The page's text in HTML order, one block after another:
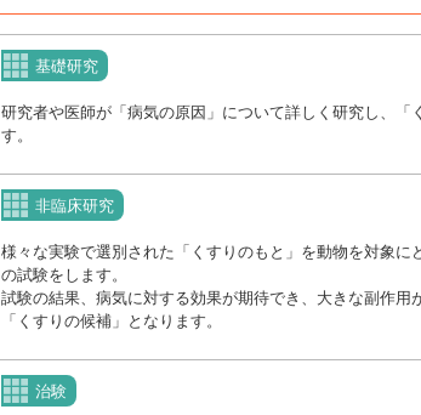
基礎研究
研究者や医師が「病気の原因」について詳しく研究し、「
す。
非臨床研究
様々な実験で選別された「くすりのもと」を動物を対象に
の試験をします。
試験の結果、病気に対する効果が期待でき、大きな副作用
「くすりの候補」となります。
治験